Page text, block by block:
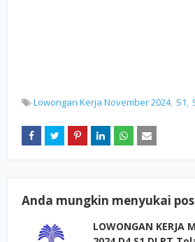
Lowongan Kerja November 2024 S1
Anda mungkin menyukai
LOWONGAN KERJA